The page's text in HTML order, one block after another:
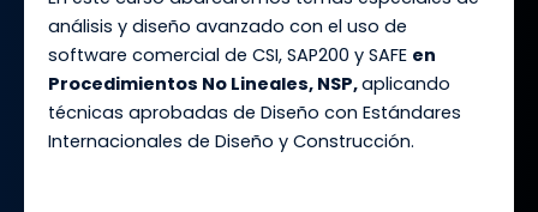
análisis y diseño avanzado con el uso de
software comercial de CSI, SAP200 y SAFE en
Procedimientos No Lineales, NSP,aplicando
técnicas aprobadas de Diseño con Estándares
Internacionales de Diseño y Construcción.